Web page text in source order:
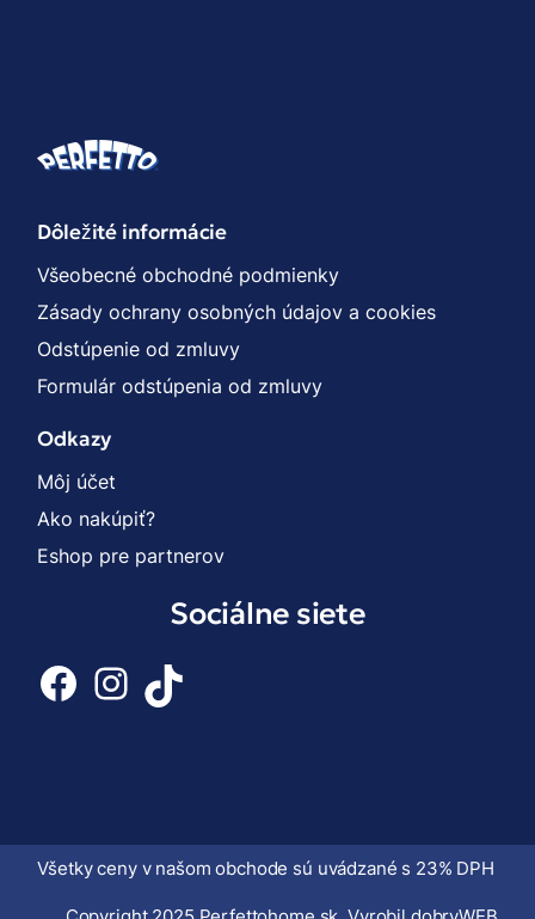
Dôležité informácie
Všeobecné obchodné podmienky
Zásady ochrany osobných údajov a cookies
Odstúpenie od zmluvy
Formulár odstúpenia od zmluvy
Odkazy
Môj účet
Ako nakúpiť?
Eshop pre partnerov
Sociálne siete
Facebook
Instagram
TikTok
Všetky ceny v našom obchode sú uvádzané s 23% DPH